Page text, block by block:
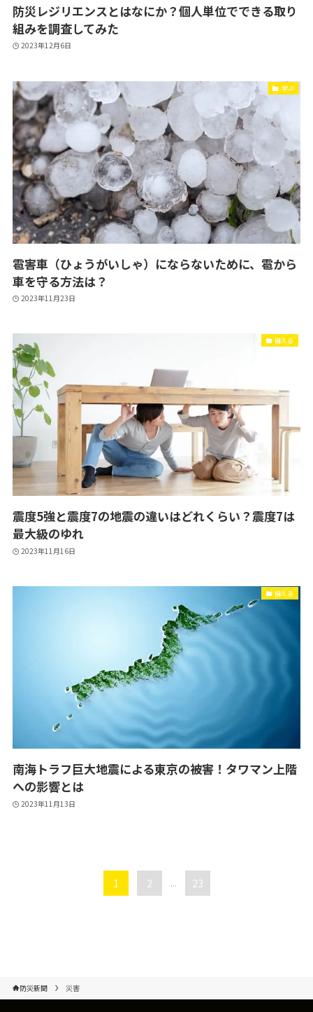
防災レジリエンスとはなにか？個人単位でできる取り
組みを調査してみた
2023年12月6日
学ぶ
雹害車（ひょうがいしゃ）にならないために、雹から
車を守る方法は？
2023年11月23日
備える
震度5強と震度7の地震の違いはどれくらい？震度7は
最大級のゆれ
2023年11月16日
備える
南海トラフ巨大地震による東京の被害！タワマン上階
への影響とは
2023年11月13日
1 2 ... 23
防災新聞 災害